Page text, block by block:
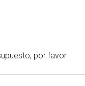
por favor